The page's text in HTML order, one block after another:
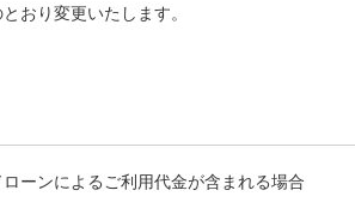
おり変更いたします。
ーンによるご利用代金が含まれる場合